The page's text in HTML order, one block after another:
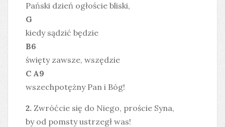
Pański dzień ogłoście bliski,
G
kiedy sądzić będzie
B6
święty zawsze, wszędzie
C A9
wszechpotężny Pan i Bóg!
2. Zwróćcie się do Niego, proście Syna,
by od pomsty ustrzegł was!